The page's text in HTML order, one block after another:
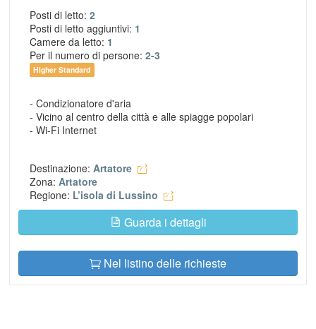
Posti di letto: 2
Posti di letto aggiuntivi: 1
Camere da letto: 1
Per il numero di persone: 2-3
Higher Standard
- Condizionatore d'aria
- Vicino al centro della città e alle spiagge popolari
- Wi-Fi Internet
Destinazione: Artatore
Zona: Artatore
Regione: L’isola di Lussino
Guarda i dettagli
Nel listino delle richieste